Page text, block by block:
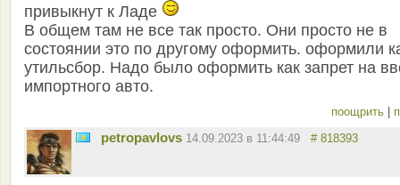
привыкнут к Ладе
В общем там не все так просто. Они просто не в
состоянии это по другому оформить. оформили
утильсбор. Надо было оформить как запрет на
импортного авто.
поощрить
petropavlovs 14.09.2023 в 11:44:49 # 818393